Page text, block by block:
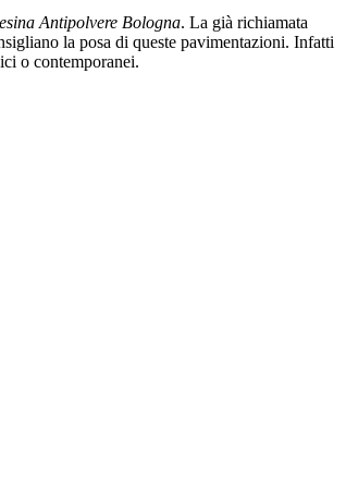
Antipolvere Bologna. La già richiamata
la posa di queste pavimentazioni. Infatti
o contemporanei.